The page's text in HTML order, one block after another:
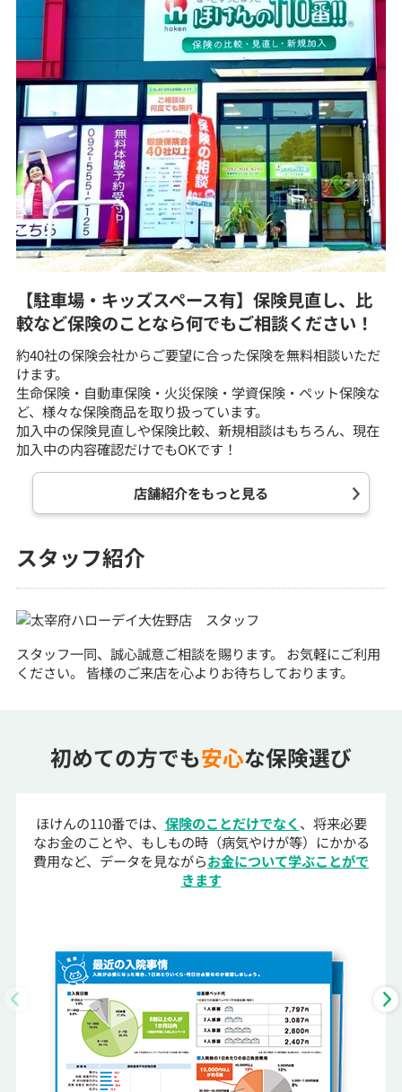
【駐車場・キッズスペース有】保険見直し、比
較など保険のことなら何でもご相談ください！
約40社の保険会社からご要望に合った保険を無料相談いただ
けます。
生命保険・自動車保険・火災保険・学資保険・ペット保険な
ど、様々な保険商品を取り扱っています。
加入中の保険見直しや保険比較、新規相談はもちろん、現在
加入中の内容確認だけでもOKです！
店舗紹介をもっと見る
スタッフ紹介
スタッフ一同、誠心誠意ご相談を賜ります。 お気軽にご利用
ください。 皆様のご来店を心よりお待ちしております。
初めての方でも安心な保険選び
ほけんの110番では、 保険のことだけでなく 、将来必要
なお金のことや、もしもの時（病気やけが等）にかかる
費用など、データを見ながらお金について学ぶことがで
きます